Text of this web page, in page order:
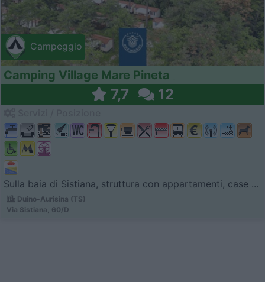
Campeggio
Camping Village Mare Pineta
7,7 12
Sulla baia di Sistiana, struttura con appartamenti, case ...
Duino-Aurisina (TS)
Via Sistiana, 60/D